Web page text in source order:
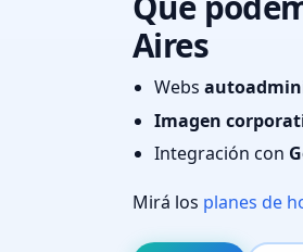
Aires
Webs
Imagen
Integración con
Mirá los planes de